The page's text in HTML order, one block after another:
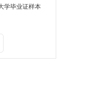
学毕业证样本